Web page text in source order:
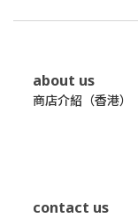
about us
商店介紹（香港）
contact us